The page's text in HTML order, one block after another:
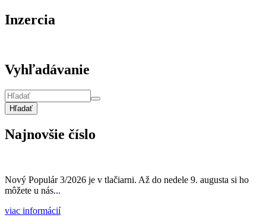
Inzercia
Vyhľadávanie
Hľadať
Najnovšie číslo
Nový Populár 3/2026 je v tlačiarni. Až do nedele 9. augusta si ho
môžete u nás...
viac informácií